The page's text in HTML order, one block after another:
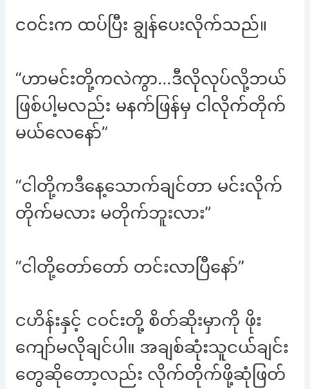
ငဝင်းက ထပ်ပြီး ချွန်ပေးလိုက်သည်။
“ဟာမင်းတို့ကလဲကွာ…ဒီလိုလုပ်လို့ဘယ်
ဖြစ်ပါ့မလည်း မနက်ဖြန်မှ ငါလိုက်တိုက်
မယ်လေနော်”
“ငါတို့ကဒီနေ့သောက်ချင်တာ မင်းလိုက်
တိုက်မလား မတိုက်ဘူးလား”
“ငါတို့တော်တော် တင်းလာပြီနော်”
ငဟိန်းနှင့် ငဝင်းတို့ စိတ်ဆိုးမှာကို ဖိုး
ကျော်မလိုချင်ပါ။ အချစ်ဆုံးသူငယ်ချင်း
တွေဆိုတော့လည်း လိုက်တိုက်ဖို့ဆုံဖြတ်